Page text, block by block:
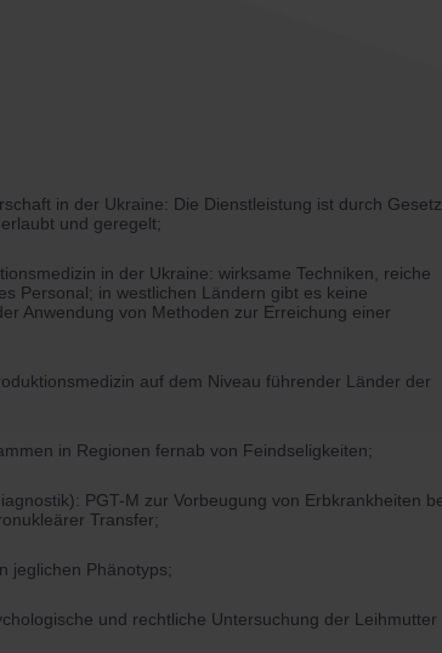
in der Ukraine: Die Dienstleistung ist durch Gesetz,
und geregelt;
in der Ukraine: wirksame Techniken, reiche
Personal; in westlichen Ländern gibt es keine
Anwendung von Methoden zur Erreichung einer
auf dem Niveau führender Länder der
in Regionen fernab von Feindseligkeiten;
PGT-M zur Vorbeugung von Erbkrankheiten
Transfer;
jeglichen Phänotyps;
und rechtliche Untersuchung der Leihmutter